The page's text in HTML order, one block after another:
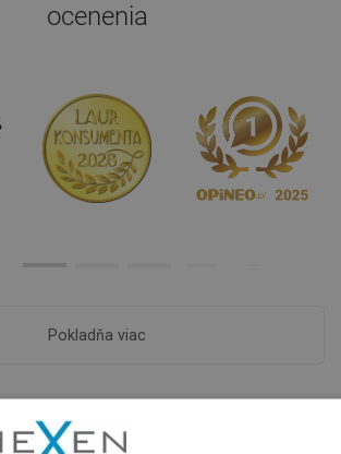
ocenenia
Pokladňa viac